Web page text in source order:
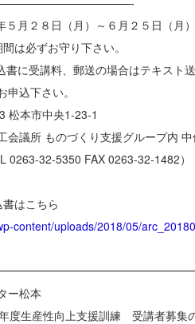
５月２８日（月）～６月２５日（月
お守り下さい。
書に受講料、郵送の場合はテキスト
さい。
松本市中央1-23-1
のづくり支援グループ内 中
5350 FAX 0263-32-1482）
はこちら
content/uploads/2018/05/
ー松本
向上支援訓練 受講者募集の